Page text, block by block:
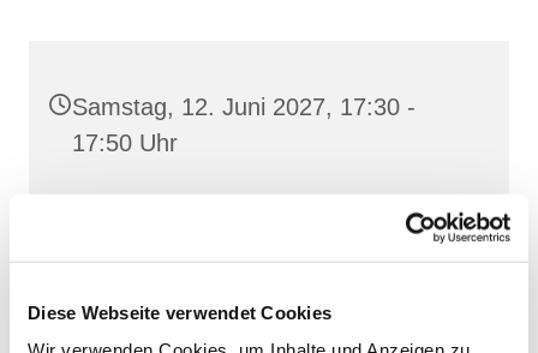
Diese Webseite verwendet Cookies
Samstag, 12. Juni 2027, 17:30 -
17:50 Uhr
Klüschenberg, Katholischer Berg,